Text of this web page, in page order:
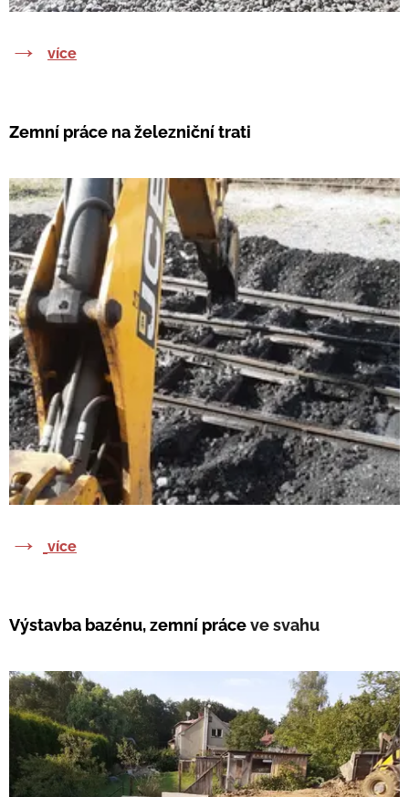
→ více
Zemní práce na železniční trati
→ více
Výstavba bazénu, zemní práceve svahu